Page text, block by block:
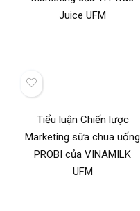
Juice UFM
Tiểu luận Chiến lược
Marketing sữa chua uống
PROBI của VINAMILK
UFM